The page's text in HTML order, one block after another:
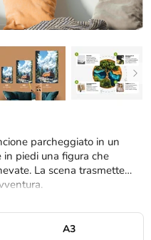
parcheggiato in un
in piedi una figura che
La scena trasmette
A3